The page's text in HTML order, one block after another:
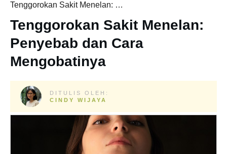
Tenggorokan Sakit Menelan: Penyebab dan Cara Mengobatinya
Tenggorokan Sakit Menelan:
Penyebab dan Cara
Mengobatinya
DITULIS OLEH:
CINDY WIJAYA